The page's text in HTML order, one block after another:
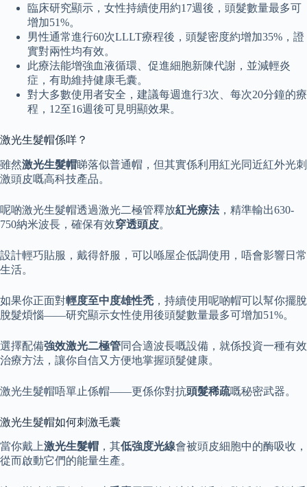
臨床研究顯示，女性持續使用約17週後，頭髮數量最多可
增加51%。
男性通常進行60次LLLT療程後，頭髮密度約增加35%，證
實對兩性均有效。
此療法能增強血液循環、促進細胞新陳代謝，並減輕炎
症，有助維持健康毛囊。
對大多數使用者安全，建議每週進行3次、每次20分鐘的療
程，12至16週後可見明顯效果。
激光生髮帽係咩？
雖然激光生髮帽睇落似普通帽，但其實係利用紅光同近紅外光刺
激頭皮嘅高科技產品。
呢啲激光生髮帽透過激光二極管釋放紅光療法，精準輸出630-
750納米波長，確保有效穿透頭皮。
設計輕巧貼服，戴得舒服，可以喺屋企低調使用，唔會影響日常
生活。
如果你正面對輕度至中度雄性禿，持續使用呢啲帽可以幫你擺脫
脫髮煩惱——研究顯示女性使用後頭髮數量最多可增加51%。
選擇配備強效激光二極管同合適波長嘅設備，就係投資一種有效
治療方法，讓你自信又方便地掌握頭髮健康。
激光生髮帽唔單止係帽——更係你對抗頭髮稀疏嘅秘密武器。
激光生髮帽如何刺激毛囊
當你戴上激光生髮帽 ，其低強度光線會被頭皮細胞中的酶吸收，
從而啟動它們的能量生產。